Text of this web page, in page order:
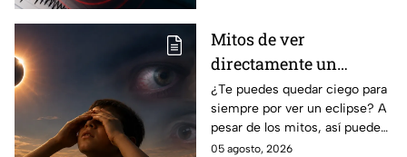
Mitos de ver
directamente un
eclipse parcial: así
puedes observarlo de
forma segura
¿Te puedes quedar ciego para
siempre por ver un eclipse? A
pesar de los mitos, así puedes
observar un eclipse parcial y
05 agosto, 2026